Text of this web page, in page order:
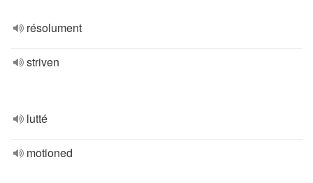
résolument
striven
lutté
motioned